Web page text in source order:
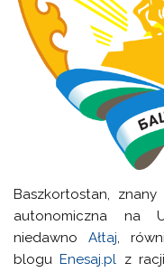
Baszkortostan,
autonomiczna na
niedawnoAłtaj,
bloguEnesaj.pl z